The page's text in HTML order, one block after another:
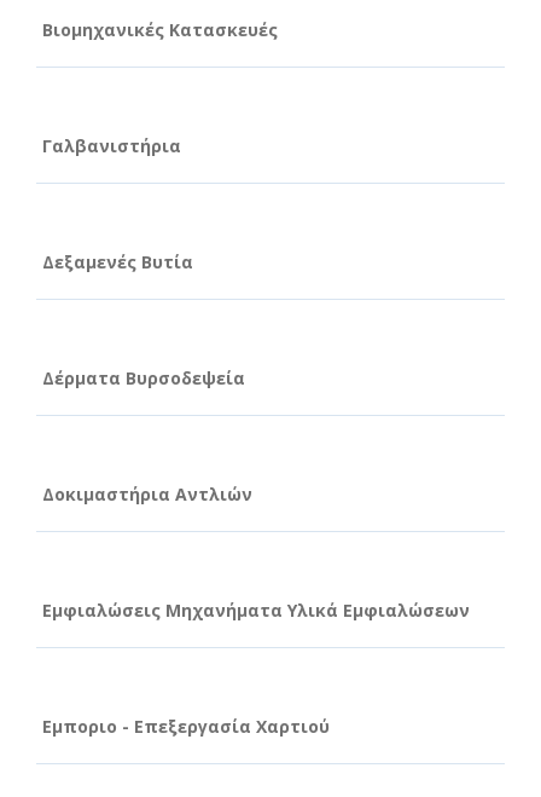
Βιομηχανικές Κατασκευές
Γαλβανιστήρια
Δεξαμενές Βυτία
Δέρματα Βυρσοδεψεία
Δοκιμαστήρια Αντλιών
Εμφιαλώσεις Μηχανήματα Υλικά Εμφιαλώσεων
Εμποριο - Επεξεργασία Χαρτιού